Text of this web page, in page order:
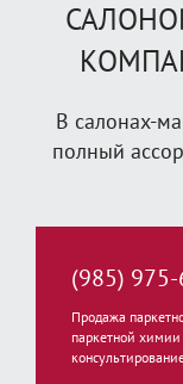
В салонах-
полный
(985)
Продажа
паркетной химии